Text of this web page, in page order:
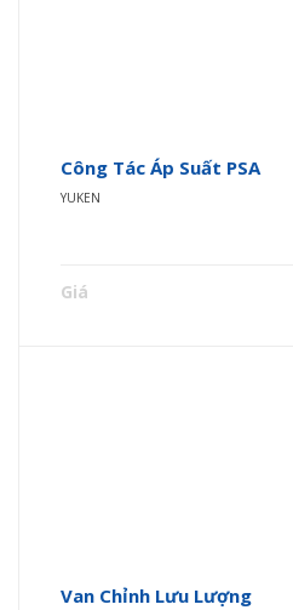
Công Tác Áp Suất PSA
YUKEN
Giá
Van Chỉnh Lưu Lượng